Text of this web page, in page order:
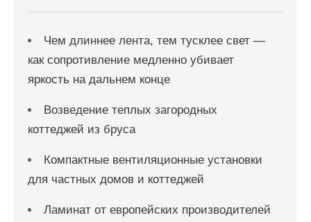
Чем длиннее лента, тем тусклее свет —
как сопротивление медленно убивает
яркость на дальнем конце
Возведение теплых загородных
коттеджей из бруса
Компактные вентиляционные установки
для частных домов и коттеджей
Ламинат от европейских производителей